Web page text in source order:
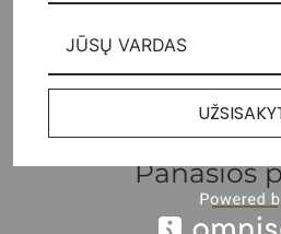
Atsiliepimai (0)
Panašios